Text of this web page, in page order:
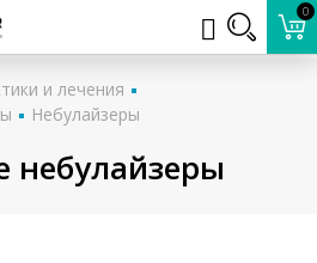
0
и лечения
Небулайзеры
небулайзеры